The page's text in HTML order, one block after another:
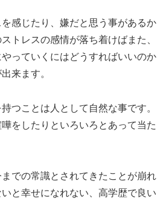
感じたり、嫌だと思う事があるか
トレスの感情が落ち着けばまた、
っていくにはどうすればいいのか
来ます。
つことは人として自然な事です。
をしたりといろいろとあって当た
での常識とされてきたことが崩れ
と幸せになれない、高学歴で良い